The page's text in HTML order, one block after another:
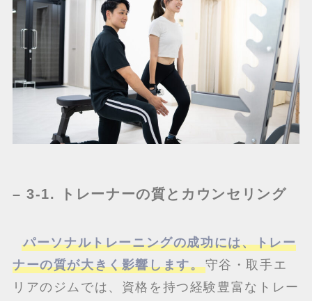
– 3-1. トレーナーの質とカウンセリング
パーソナルトレーニングの成功には、トレー
ナーの質が大きく影響します。守谷・取手エ
リアのジムでは、資格を持つ経験豊富なトレー